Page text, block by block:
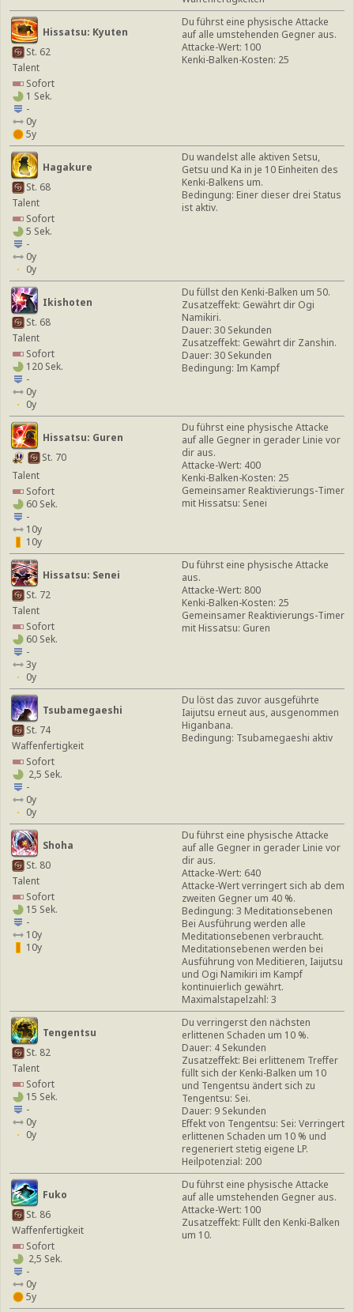
Hissatsu: Kyuten
St. 62
Talent
Sofort
1 Sek.
-
0y
5y
Du führst eine physische Attacke
auf alle umstehenden Gegner aus.
Attacke-Wert: 100
Kenki-Balken-Kosten: 25
Hagakure
St. 68
Talent
Sofort
5 Sek.
-
0y
0y
Du wandelst alle aktiven Setsu,
Getsu und Ka in je 10 Einheiten des
Kenki-Balkens um.
Bedingung: Einer dieser drei Status
ist aktiv.
Ikishoten
St. 68
Talent
Sofort
120 Sek.
-
0y
0y
Du füllst den Kenki-Balken um 50.
Zusatzeffekt: Gewährt dir Ogi
Namikiri.
Dauer: 30 Sekunden
Zusatzeffekt: Gewährt dir Zanshin.
Dauer: 30 Sekunden
Bedingung: Im Kampf
Hissatsu: Guren
St. 70
Talent
Sofort
60 Sek.
-
10y
10y
Du führst eine physische Attacke
auf alle Gegner in gerader Linie vor
dir aus.
Attacke-Wert: 400
Kenki-Balken-Kosten: 25
Gemeinsamer Reaktivierungs-Timer
mit Hissatsu: Senei
Hissatsu: Senei
St. 72
Talent
Sofort
60 Sek.
-
3y
0y
Du führst eine physische Attacke
aus.
Attacke-Wert: 800
Kenki-Balken-Kosten: 25
Gemeinsamer Reaktivierungs-Timer
mit Hissatsu: Guren
Tsubamegaeshi
St. 74
Waffenfertigkeit
Sofort
2,5 Sek.
-
0y
0y
Du löst das zuvor ausgeführte
Iaijutsu erneut aus, ausgenommen
Higanbana.
Bedingung: Tsubamegaeshi aktiv
Shoha
St. 80
Talent
Sofort
15 Sek.
-
10y
10y
Du führst eine physische Attacke
auf alle Gegner in gerader Linie vor
dir aus.
Attacke-Wert: 640
Attacke-Wert verringert sich ab dem
zweiten Gegner um 40 %.
Bedingung: 3 Meditationsebenen
Bei Ausführung werden alle
Meditationsebenen verbraucht.
Meditationsebenen werden bei
Ausführung von Meditieren, Iaijutsu
und Ogi Namikiri im Kampf
kontinuierlich gewährt.
Maximalstapelzahl: 3
Tengentsu
St. 82
Talent
Sofort
15 Sek.
-
0y
0y
Du verringerst den nächsten
erlittenen Schaden um 10 %.
Dauer: 4 Sekunden
Zusatzeffekt: Bei erlittenem Treffer
füllt sich der Kenki-Balken um 10
und Tengentsu ändert sich zu
Tengentsu: Sei.
Dauer: 9 Sekunden
Effekt von Tengentsu: Sei: Verringert
erlittenen Schaden um 10 % und
regeneriert stetig eigene LP.
Heilpotenzial: 200
Fuko
St. 86
Waffenfertigkeit
Sofort
2,5 Sek.
-
0y
5y
Du führst eine physische Attacke
auf alle umstehenden Gegner aus.
Attacke-Wert: 100
Zusatzeffekt: Füllt den Kenki-Balken
um 10.